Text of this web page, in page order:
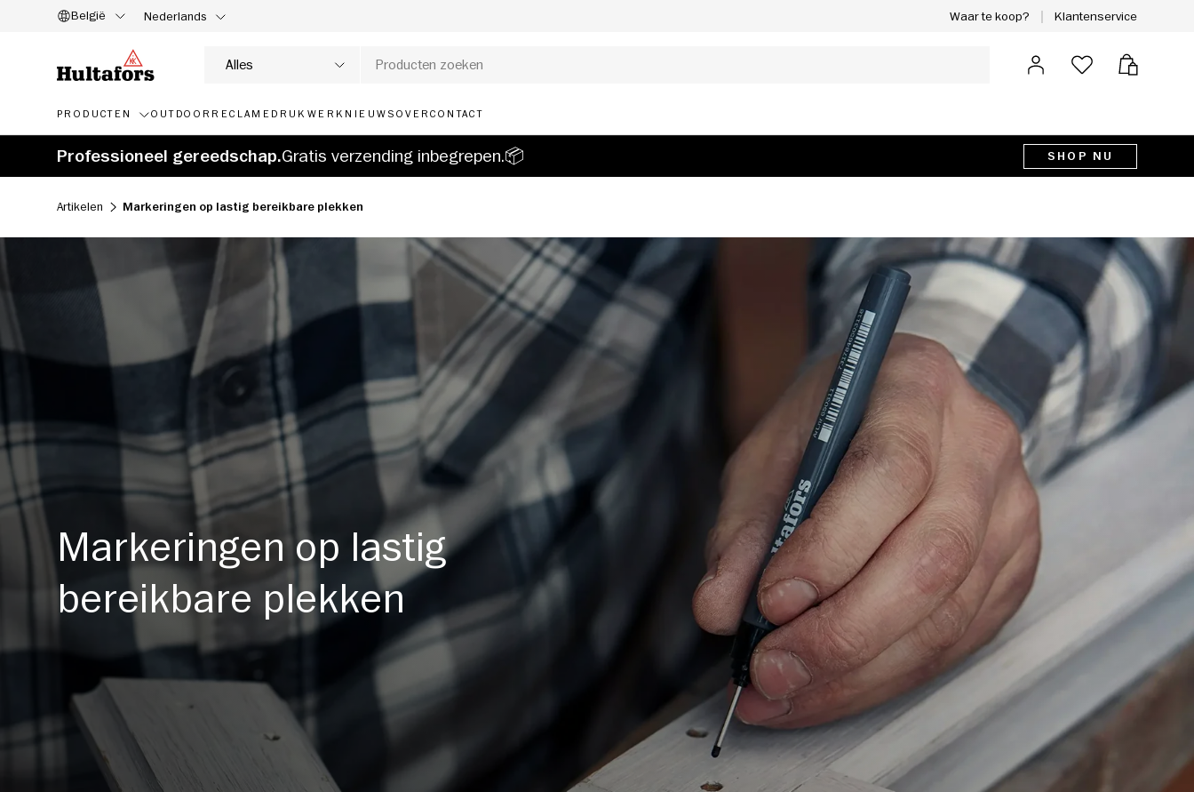
België Nederlands Waar te koop? Klantenservice
Zoeken
Soort product
Alles Inloggen Tas
PRODUCTEN OUTDOOR RECLAMEDRUKWERK NIEUWS OVERCONTACT
Professioneel gereedschap.Gratis verzending inbegrepen.📦 SHOP NU
Artikelen Markeringen op lastig bereikbare plekken
Markeringen op lastig
bereikbare plekken